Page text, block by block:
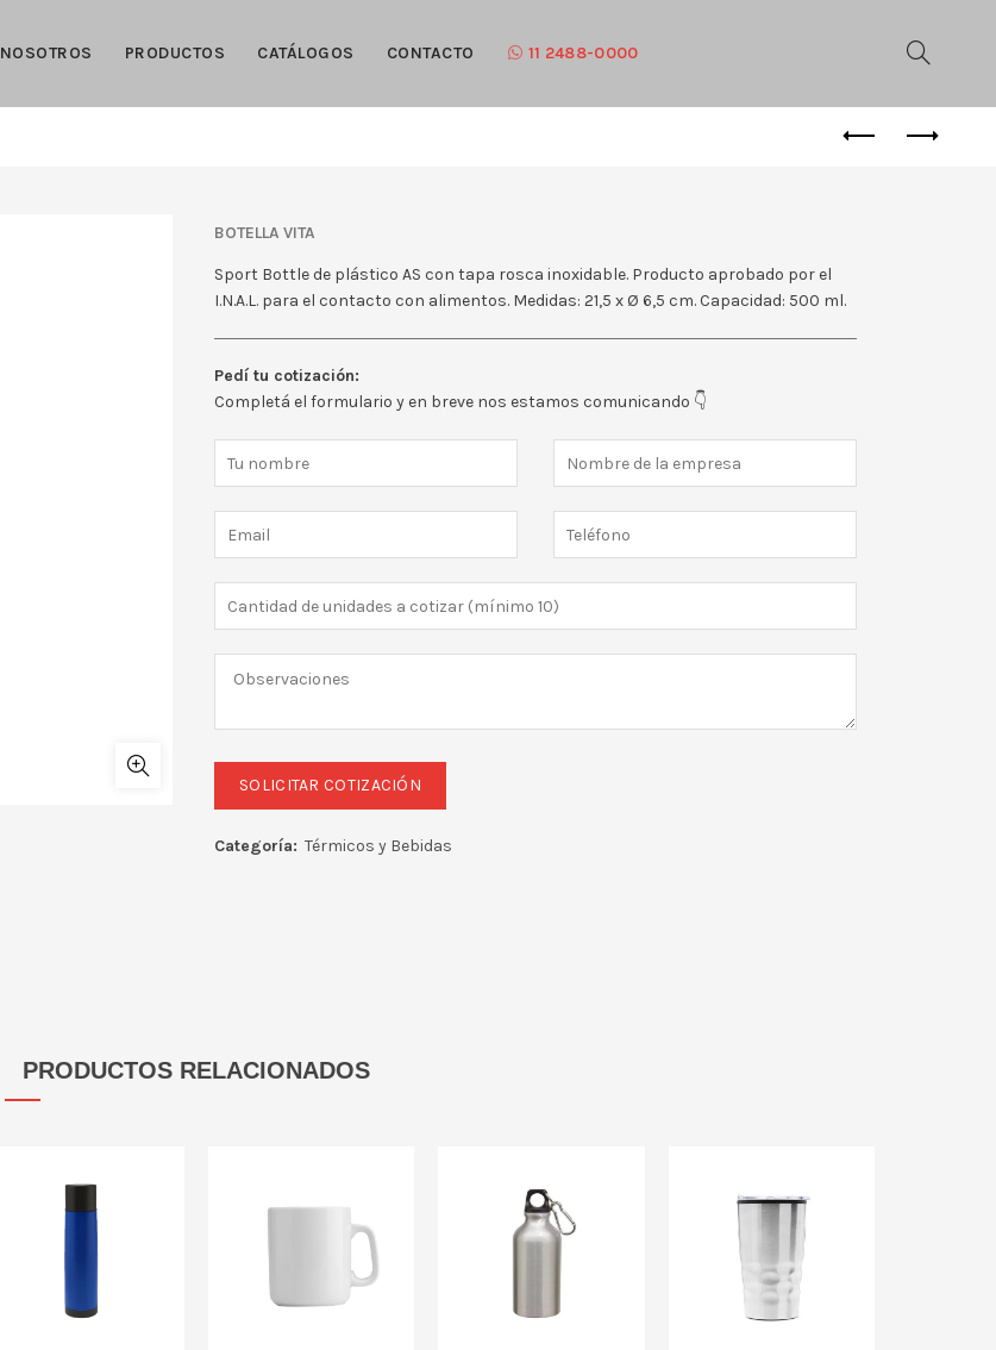
NOSOTROS PRODUCTOS CATÁLOGOS CONTACTO 11 2488-0000
BOTELLA VITA
Sport Bottle de plástico AS con tapa rosca inoxidable. Producto aprobado por el
I.N.A.L. para el contacto con alimentos. Medidas: 21,5 x Ø 6,5 cm. Capacidad: 500 ml.
Pedí tu cotización:
Completá el formulario y en breve nos estamos comunicando 👇
Categoría: Térmicos y Bebidas
PRODUCTOS RELACIONADOS